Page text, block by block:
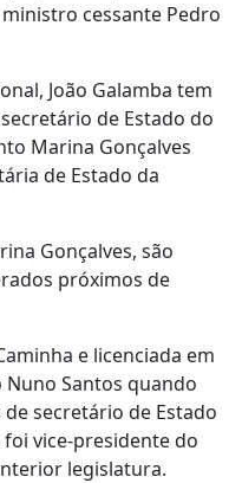
cessante Pedro
João Galamba tem
de Estado do
Marina Gonçalves
de Estado da
Gonçalves, são
próximos de
e licenciada em
Santos quando
secretário de Estado
vice-presidente do
legislatura.